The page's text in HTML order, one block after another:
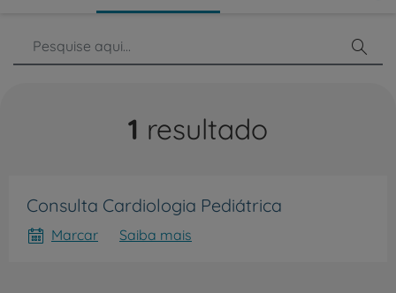
1 resultado
Consulta Cardiologia Pediátrica
Marcar Saiba mais